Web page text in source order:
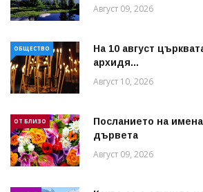
Август 09, 2026
ОБЩЕСТВО
На 10 август
архидя...
Август 10, 2026
ОТ БЛИЗО
Посланието на
дървета
Август 09, 2026